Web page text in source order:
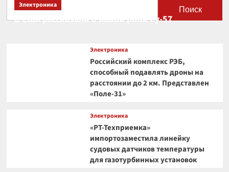
Поиск
Электроника
В США рассказали о новой роли Су-57
Электроника
Российский комплекс РЭБ,
способный подавлять дроны на
расстоянии до 2 км. Представлен
«Поле-31»
Электроника
«РТ-Техприемка»
импортозаместила линейку
судовых датчиков температуры
для газотурбинных установок